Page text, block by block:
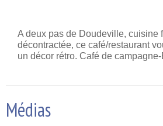
A deux pas de Doudeville, cuisine
décontractée, ce café/restaurant
un décor rétro. Café de campagne-
Médias